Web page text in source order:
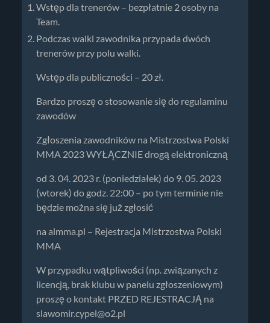
Wstęp dla trenerów – bezpłatnie 2 osoby na
Team.
Podczas walki zawodnika przypada dwóch
trenerów przy polu walki.
Wstęp dla publiczności – 20 zł.
Bardzo proszę o stosowanie się do regulaminu
zawodów
Zgłoszenia zawodników na Mistrzostwa Polski
MMA 2023 WYŁĄCZNIE drogą elektroniczną
od 3. 04. 2023 r. (poniedziałek) do 9. 05. 2023
(wtorek) do godz. 22:00 – po tym terminie nie
będzie można się już zgłosić
na almma.pl – Rejestracja Mistrzostwa Polski
MMA
W przypadku wątpliwości (np. związanych z
licencją, brak klubu w panelu zgłoszeniowym)
proszę o kontakt PRZED REJESTRACJĄ na
slawomir.cypel@o2.pl